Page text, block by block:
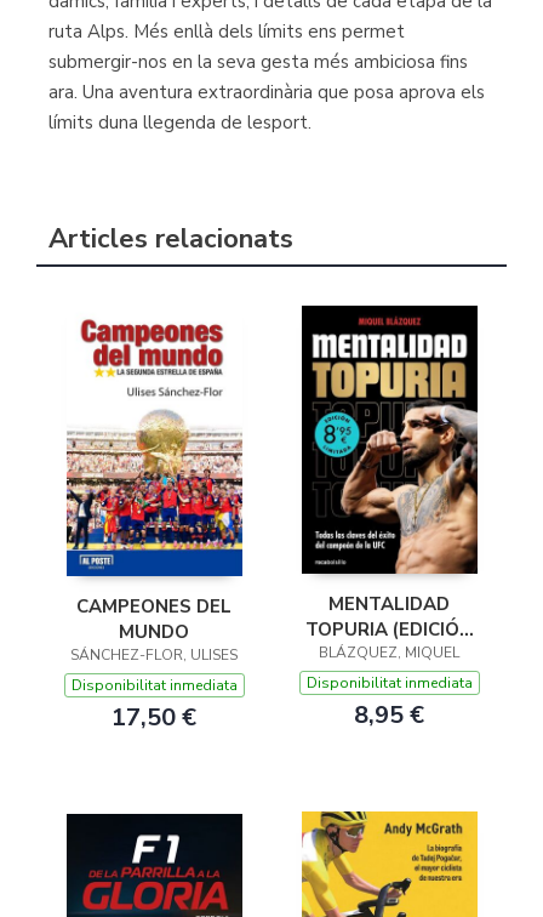
ruta Alps. Més enllà dels límits ens permet
submergir-nos en la seva gesta més ambiciosa fins
ara. Una aventura extraordinària que posa aprova els
límits duna llegenda de lesport.
Articles relacionats
CAMPEONES DEL
MUNDO
SÁNCHEZ-FLOR, ULISES
Disponibilitat inmediata
17,50 €
MENTALIDAD
TOPURIA (EDICIÓN
LIMITADA)
BLÁZQUEZ, MIQUEL
Disponibilitat inmediata
8,95 €